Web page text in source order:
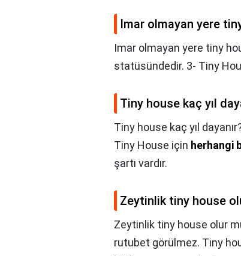
Imar olmayan yere
Imar olmayan yere tiny
statüsündedir. 3- Tiny
Tiny house kaç yıl
Tiny house kaç yıl
Tiny House için herhangi
şartı vardır.
Zeytinlik tiny house
Zeytinlik tiny house olur
rutubet görülmez. Tiny